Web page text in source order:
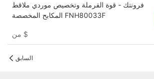
فرونتك - قوة الفرملة وتخصيص موردي ملاقط
المكابح المخصصة FNH80033F
$
السابق